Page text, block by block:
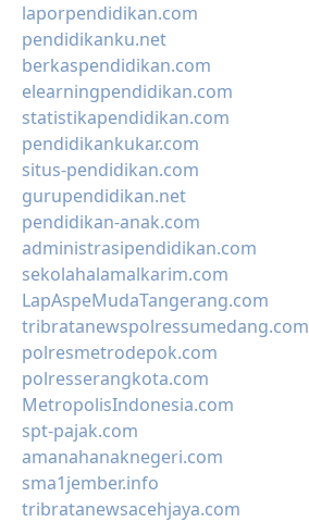
laporpendidikan.com
pendidikanku.net
berkaspendidikan.com
elearningpendidikan.com
statistikapendidikan.com
pendidikankukar.com
situs-pendidikan.com
gurupendidikan.net
pendidikan-anak.com
administrasipendidikan.com
sekolahalamalkarim.com
LapAspeMudaTangerang.com
tribratanewspolressumedang.com
polresmetrodepok.com
polresserangkota.com
MetropolisIndonesia.com
spt-pajak.com
amanahanaknegeri.com
sma1jember.info
tribratanewsacehjaya.com